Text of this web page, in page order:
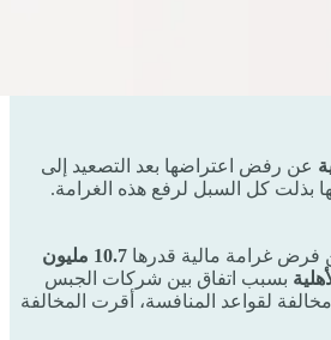
عن رفض اعتراضها بعد التصعيد إلى
بذلت كل السبل لرفع هذه الغرامة.
فرض غرامة مالية قدرها
10.7 مليون
بسبب اتفاق بين شركات الجبس
لقواعد المنافسة، أقرت المخالفة